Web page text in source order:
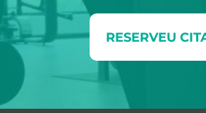
RESERVEU